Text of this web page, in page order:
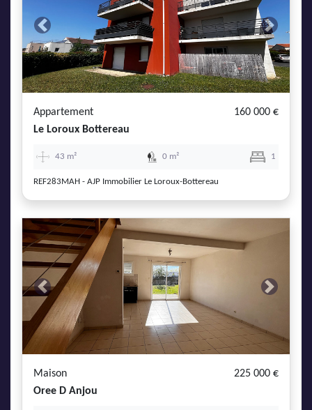
Previous Next
Appartement
160 000 €
Le Loroux Bottereau
43 m² 0 m² 1
REF283MAH - AJP Immobilier Le Loroux-Bottereau
Previous Next
Maison
225 000 €
Oree D Anjou